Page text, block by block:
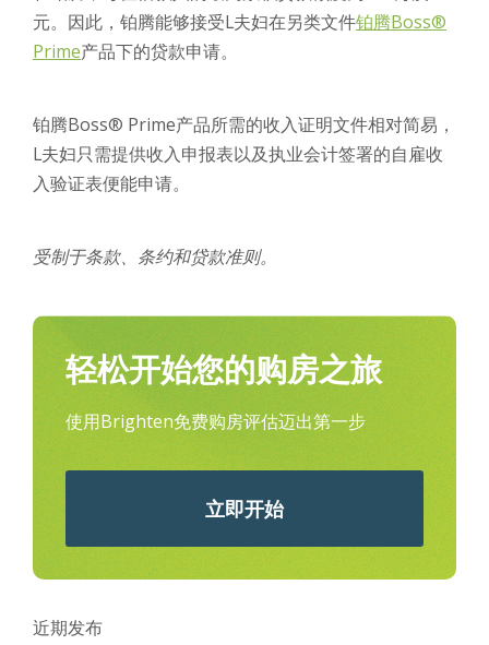
元。因此，铂腾能够接受L夫妇在另类文件铂腾Boss®
Prime产品下的贷款申请。
铂腾Boss® Prime产品所需的收入证明文件相对简易，
L夫妇只需提供收入申报表以及执业会计签署的自雇收
入验证表便能申请。
受制于条款、条约和贷款准则。
轻松开始您的购房之旅
使用Brighten免费购房评估迈出第一步
立即开始
近期发布